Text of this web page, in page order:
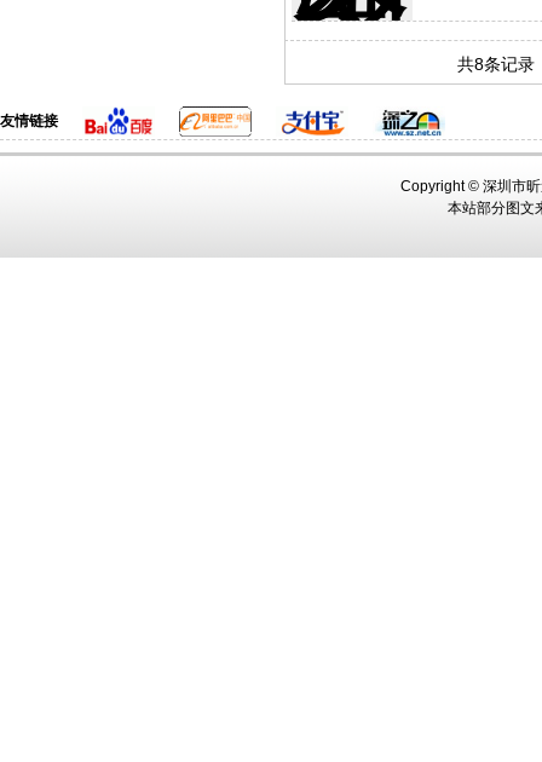
共8条记录
友情链接
Copyright © 深圳市
本站部分图文